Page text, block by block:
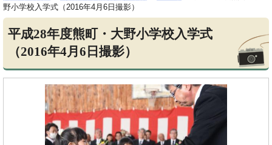
野小学校入学式（2016年4月6日撮影）
平成28年度熊町・大野小学校入学式
（2016年4月6日撮影）